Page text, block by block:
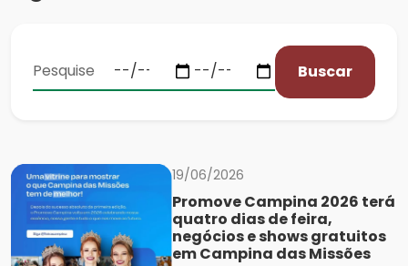
Buscar
19/06/2026
Promove Campina 2026 terá
quatro dias de feira,
negócios e shows gratuitos
em Campina das Missões